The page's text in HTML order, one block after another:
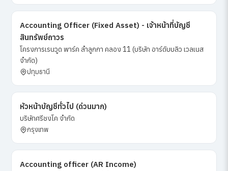
Accounting Officer (Fixed Asset) - เจ้าหน้าที่บัญชี
สินทรัพย์ถาวร
โครงการเรนวูด พาร์ค ลำลูกกา คลอง 11 (บริษัท อาร์ดับบลิว เวลเนส
จำกัด)
ปทุมธานี
หัวหน้าบัญชีทั่วไป (ด่วนมาก)
บริษัทศรีชงโค จำกัด
กรุงเทพ
Accounting officer (AR Income)